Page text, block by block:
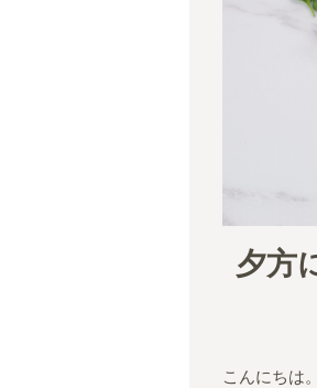
夕方
こんにちは。